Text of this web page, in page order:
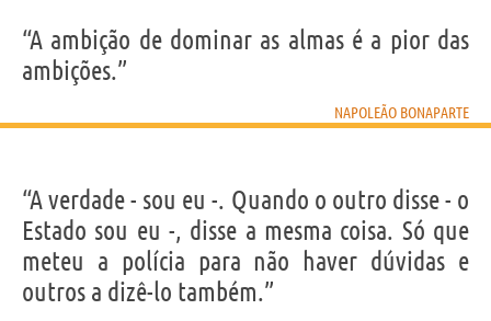
“A ambição de dominar as almas é a pior das
ambições.”
NAPOLEÃO BONAPARTE
“A verdade - sou eu -. Quando o outro disse - o
Estado sou eu -, disse a mesma coisa. Só que
meteu a polícia para não haver dúvidas e
outros a dizê-lo também.”